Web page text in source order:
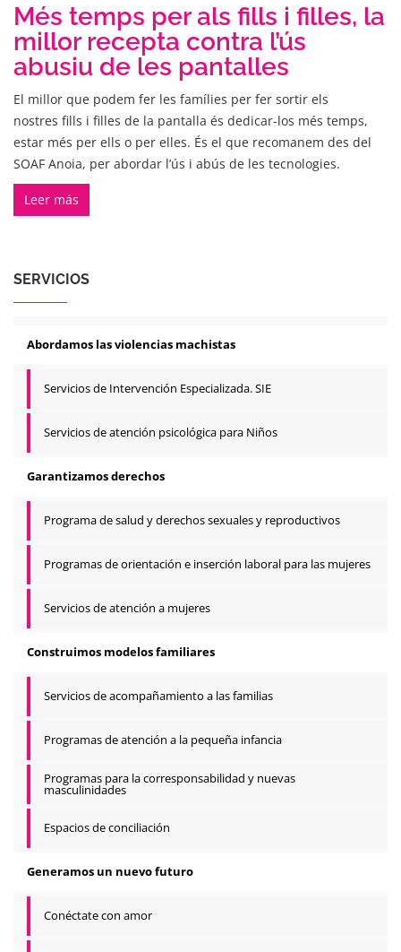
SERVICIOS
Abordamos las violencias machistas
Servicios de Intervención Especializada. SIE
Servicios de atención psicológica para Niños
Garantizamos derechos
Programa de salud y derechos sexuales y reproductivos
Programas de orientación e inserción laboral para las mujeres
Servicios de atención a mujeres
Construimos modelos familiares
Servicios de acompañamiento a las familias
Programas de atención a la pequeña infancia
Programas para la corresponsabilidad y nuevas
masculinidades
Espacios de conciliación
Generamos un nuevo futuro
Conéctate con amor
Més temps per als fills i filles, la
millor recepta contra l’ús
abusiu de les pantalles
El millor que podem fer les famílies per fer sortir els
nostres fills i filles de la pantalla és dedicar-los més temps,
estar més per ells o per elles. És el que recomanem des del
SOAF Anoia, per abordar l’ús i abús de les tecnologies.
Leer más